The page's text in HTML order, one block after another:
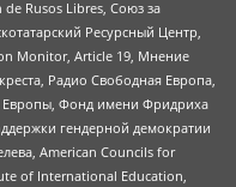
de Rusos Libres, Союз за
Ресурсный Центр,
Monitor, Article 19, Мнение
Радио Свободная Европа,
Европы, Фонд имени Фридриха
гендерной демократии
American Councils for
of International Education,